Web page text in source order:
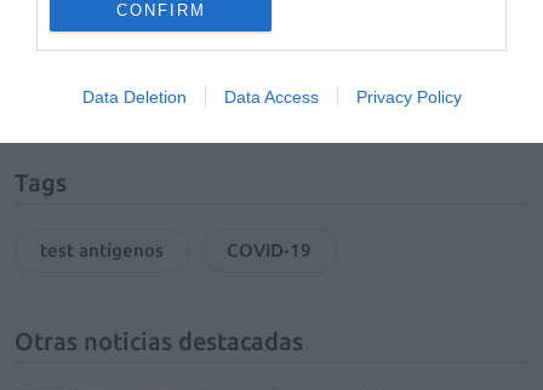
CONFIRM
Data Deletion Data Access Privacy Policy
AñadirEl Farmacéutico
de Google de forma gratuita
Mantente informado con las últimas noticias de actualidad.
Tags
test antígenos COVID-19
Otras noticias destacadas